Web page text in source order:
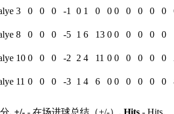
3 0 0 0 -1 0 1 0 0 0 0 0 0 0
8 0 0 0 -5 1 6 13 0 0 0 0 0 0
10 0 0 0 -2 2 4 11 0 0 0 0 0 0
11 0 0 0 -3 1 4 6 0 0 0 0 0 0